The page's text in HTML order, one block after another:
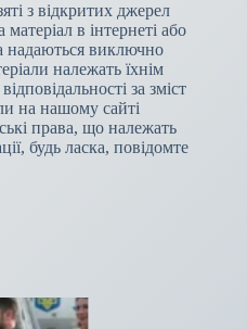
з відкритих джерел
в інтернеті або
надаються виключно
належать їхнім
за зміст
на нашому сайті
права, що належать
будь ласка, повідомте